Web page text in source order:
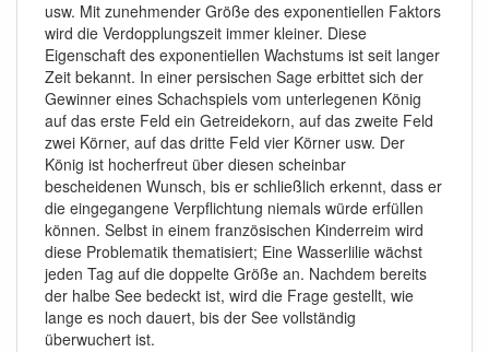
usw. Mit zunehmender Größe des exponentiellen Faktors
wird die Verdopplungszeit immer kleiner. Diese
Eigenschaft des exponentiellen Wachstums ist seit langer
Zeit bekannt. In einer persischen Sage erbittet sich der
Gewinner eines Schachspiels vom unterlegenen König
auf das erste Feld ein Getreidekorn, auf das zweite Feld
zwei Körner, auf das dritte Feld vier Körner usw. Der
König ist hocherfreut über diesen scheinbar
bescheidenen Wunsch, bis er schließlich erkennt, dass er
die eingegangene Verpflichtung niemals würde erfüllen
können. Selbst in einem französischen Kinderreim wird
diese Problematik thematisiert; Eine Wasserlilie wächst
jeden Tag auf die doppelte Größe an. Nachdem bereits
der halbe See bedeckt ist, wird die Frage gestellt, wie
lange es noch dauert, bis der See vollständig
überwuchert ist.